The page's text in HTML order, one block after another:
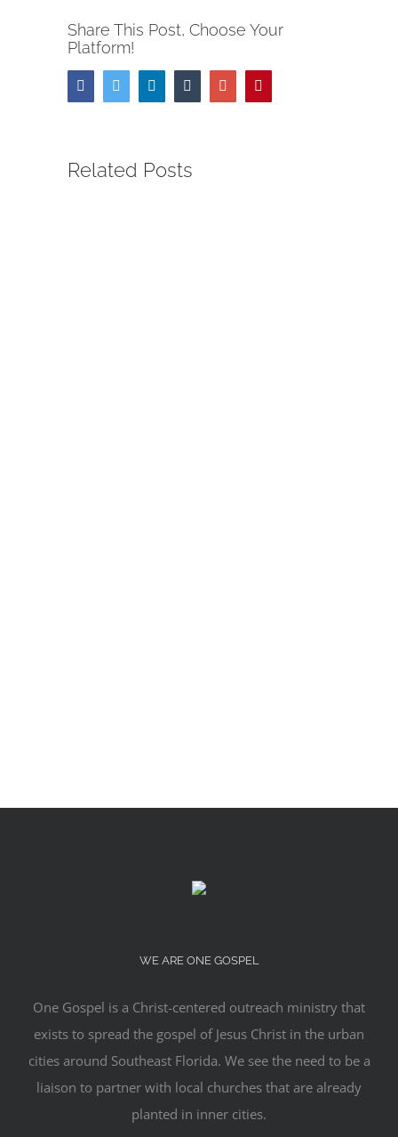
Share This Post, Choose Your
Platform!
FacebookTwitter LinkedinTumblr Google+
Related Posts
WE ARE ONE GOSPEL
One Gospel is a Christ-centered outreach ministry that
exists to spread the gospel of Jesus Christ in the urban
cities around Southeast Florida. We see the need to be a
liaison to partner with local churches that are already
planted in inner cities.